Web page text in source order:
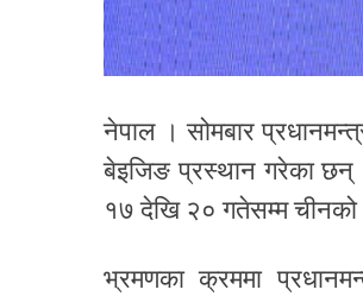
नेपाल । सोमबार
बेइजिङ प्रस्थान गरेका छन्
१७ देखि २० गतेसम्म चीनको
भ्रमणका क्रममा